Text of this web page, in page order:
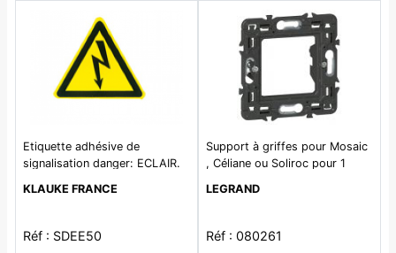
Etiquette adhésive de
signalisation danger: ECLAIR.
KLAUKE FRANCE
Réf : SDEE50
Support à griffes pour Mosaic
, Céliane ou Soliroc pour 1
LEGRAND
Réf : 080261